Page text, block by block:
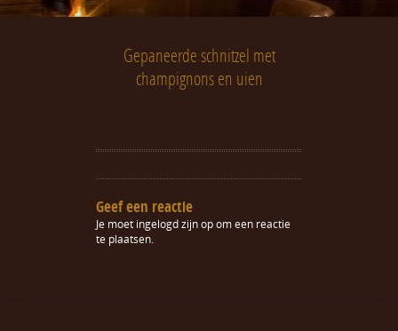
Gepaneerde schnitzel met
champignons en uien
Geef een reactie
Je moet ingelogd zijn opom een reactie
te plaatsen.